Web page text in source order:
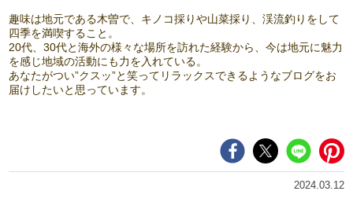
趣味は地元である木曽で、キノコ採りや山菜採り、渓流釣りをして
四季を満喫すること。
20代、30代と海外の様々な場所を訪れた経験から、今は地元に魅力
を感じ地域の活動にも力を入れている。
あなたがつい”クスッ”と笑ってリラックスできるようなブログをお
届けしたいと思っています。
2024.03.12